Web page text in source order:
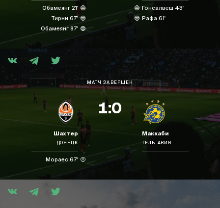
Обамеянг 21'
Тирни 67'
Обамеянг 87'
Гонсалвеш 43'
Рафа 61'
МАТЧ ЗАВЕРШЕН
Шахтер
ДОНЕЦК
Мораес 67'
1:0
Маккаби
ТЕЛЬ-АВИВ